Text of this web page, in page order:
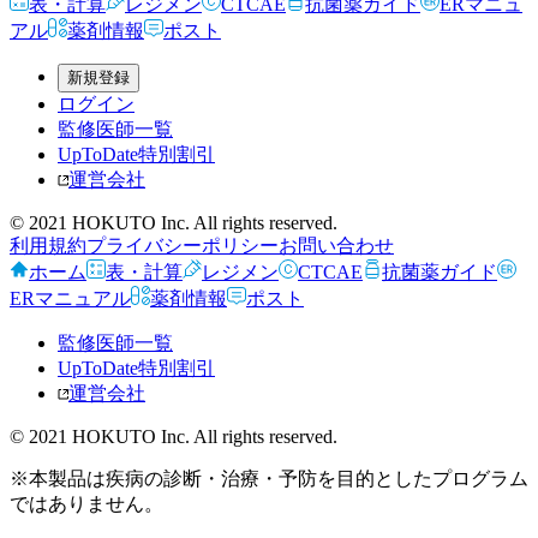
アル
薬剤情報 ポスト
新規登録
ログイン
監修医師一覧
UpToDate特別割引
運営会社
© 2021 HOKUTO Inc. All rights reserved.
利用規約プライバシーポリシーお問い合わせ
ホーム
表・計算 レジメン CTCAE
抗菌薬ガイド
ERマニュアル
薬剤情報 ポスト
監修医師一覧
UpToDate特別割引
運営会社
© 2021 HOKUTO Inc. All rights reserved.
※本製品は疾病の診断・治療・予防を目的としたプログラム
ではありません。